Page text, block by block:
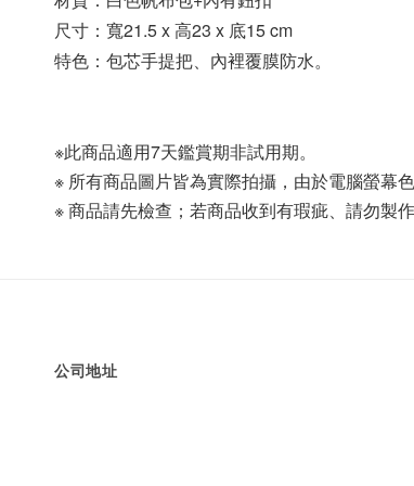
尺寸： 寬21.5 x 高23 x 底15 cm
特色：包芯手提把、內裡覆膜防水。
※此商品適用7天鑑賞期非試用期。
※ 所有商品圖片皆為實際拍攝，由於電腦螢幕
※ 商品請先檢查；若商品收到有瑕疵、請勿製
公司地址